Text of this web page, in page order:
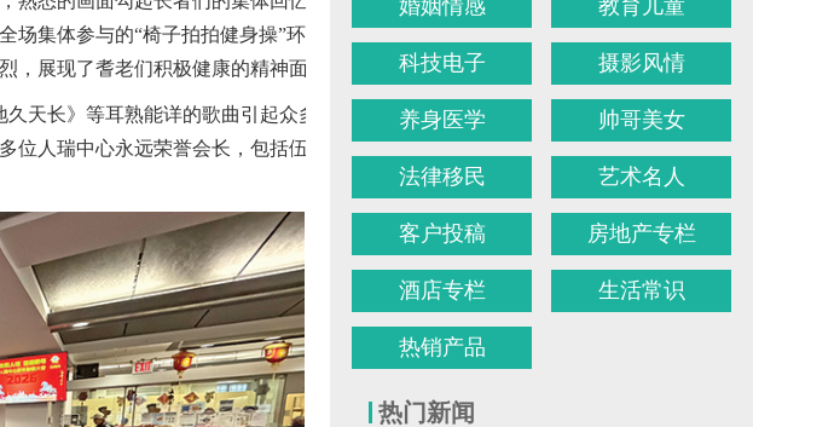
场集体参与的“椅子拍拍健身操”环节。500多位
，展现了耆老们积极健康的精神面貌。
天长》等耳熟能详的歌曲引起众多长者主动伴
位人瑞中心永远荣誉会长，包括伍文遂、陈逸
婚姻情感 教育儿童
科技电子 摄影风情
养身医学 帅哥美女
法律移民 艺术名人
客户投稿 房地产专栏
酒店专栏 生活常识
热销产品
热门新闻